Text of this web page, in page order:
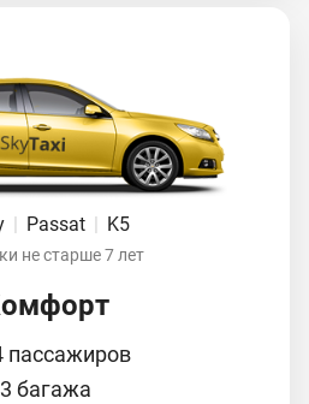
Passat K5
не старше 7 лет
пассажиров
3 багажа